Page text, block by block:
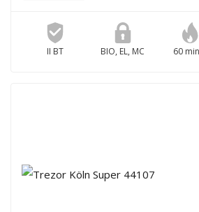
II BT BIO, EL, MC 60